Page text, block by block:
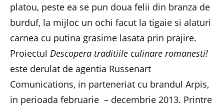
platou, peste ea se pun doua felii din branza de
burduf, la mijloc un ochi facut la tigaie si alaturi
carnea cu putina grasime lasata prin prajire.
Proiectul Descopera traditiile culinare romanesti!
este derulat de agentia Russenart
Comunications, in parteneriat cu brandul Arpis,
in perioada februarie – decembrie 2013. Printre